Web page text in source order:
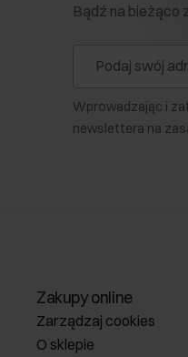
Bądź na bieżąco
Wprowadzając i
newslettera na
Zakupy online
Zarządzaj cookies
O sklepie